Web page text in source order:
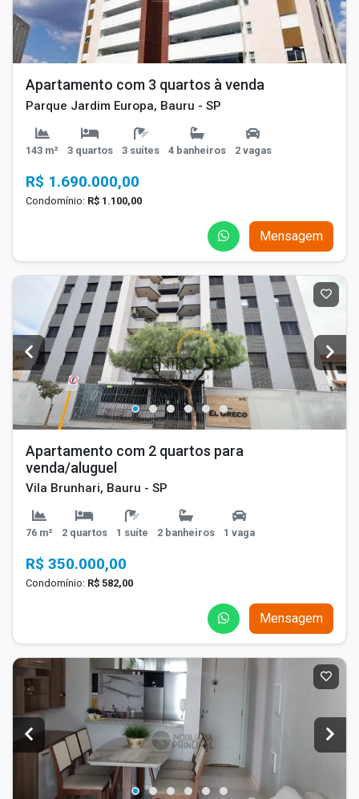
Apartamento com 3 quartos à venda
Parque Jardim Europa, Bauru - SP
143 m² 3 quartos 3 suítes 4 banheiros 2 vagas
R$ 1.690.000,00
Condomínio: R$ 1.100,00
Mensagem
Apartamento com 2 quartos para
venda/aluguel
Vila Brunhari, Bauru - SP
76 m² 2 quartos 1 suíte 2 banheiros 1 vaga
R$ 350.000,00
Condomínio: R$ 582,00
Mensagem